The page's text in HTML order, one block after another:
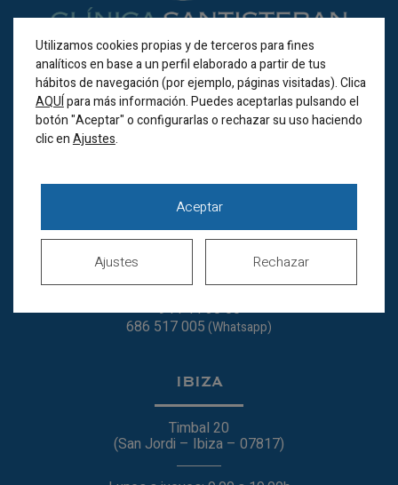
BILBAO
Horario de verano
Lunes a jueves de
8.00 a 20.00h
Sábados cerrados
944 44 38 00
686 517 005(Whatsapp)
IBIZA
Timbal 20
(San Jordi – Ibiza – 07817)
Utilizamos cookies propias y de terceros para fines
analíticos en base a un perfil elaborado a partir de tus
hábitos de navegación (por ejemplo, páginas visitadas). Clica
AQUÍpara más información. Puedes aceptarlas pulsando el
botón "Aceptar" o configurarlas o rechazar su uso haciendo
clic enAjustes.
Aceptar
Rechazar
Ajustes